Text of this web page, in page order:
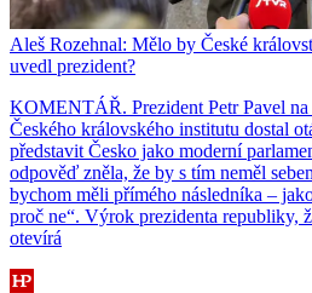
Aleš Rozehnal: Mělo by České
uvedl prezident?
KOMENTÁŘ. Prezident Petr Pavel na
Českého královského institutu dostal
představit Česko jako moderní
odpověď zněla, že by s tím neměl
bychom měli přímého následníka –
proč ne“. Výrok prezidenta republiky,
otevírá